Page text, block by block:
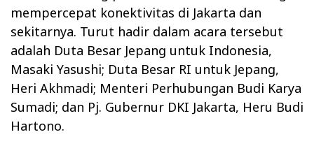
mempercepat konektivitas di Jakarta dan
sekitarnya. Turut hadir dalam acara tersebut
adalah Duta Besar Jepang untuk Indonesia,
Masaki Yasushi; Duta Besar RI untuk Jepang,
Heri Akhmadi; Menteri Perhubungan Budi Karya
Sumadi; dan Pj. Gubernur DKI Jakarta, Heru Budi
Hartono.